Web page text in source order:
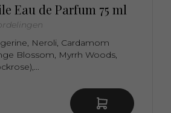
Eau de Parfum 75 ml
Neroli, Cardamom
Blossom, Myrrh Woods,